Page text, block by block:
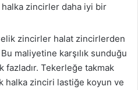
zincirler daha iyi bir
zincirler halat zincirlerden
maliyetine karşılık sunduğu
fazladır. Tekerleğe takmak
halka zinciri lastiğe koyun ve